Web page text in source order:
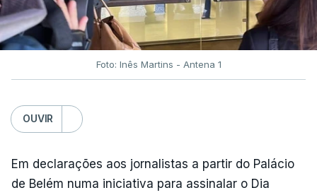
Foto: Inês Martins - Antena 1
OUVIR
Em declarações aos jornalistas a partir do Palácio
de Belém numa iniciativa para assinalar o Dia